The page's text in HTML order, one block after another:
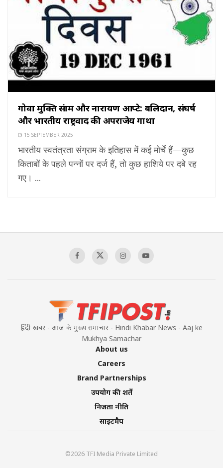
गोवा मुक्ति संग्राम और नारायण आप्टे: बलिदान, संघर्ष
और भारतीय राष्ट्रवाद की अपराजेय गाथा
15 SEPTEMBER 2025
भारतीय स्वतंत्रता संग्राम के इतिहास में कई मोर्चे हैं—कुछ
किताबों के पहले पन्नों पर दर्ज हैं, तो कुछ हाशिये पर दबे रह
गए। ...
हिंदी खबर - आज के मुख्य समाचार - Hindi Khabar News - Aaj ke
Mukhya Samachar
About us
Careers
Brand Partnerships
उपयोग की शर्तें
निजता नीति
साइटमैप
©2026 TFI Media Private Limited